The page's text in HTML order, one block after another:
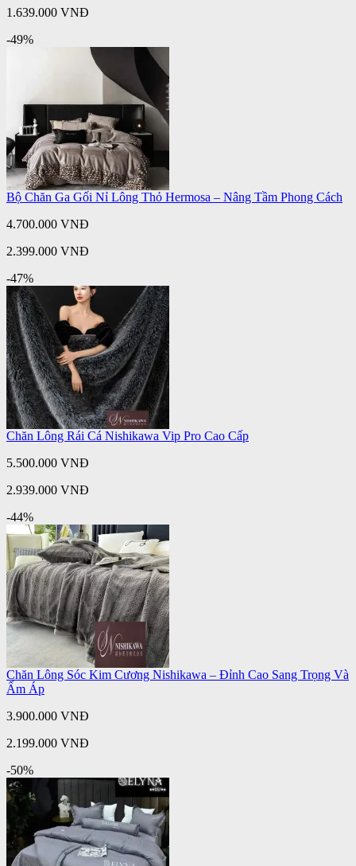
1.639.000 VNĐ
-49%
Bộ Chăn Ga Gối Nỉ Lông Thỏ Hermosa – Nâng Tầm Phong Cách
4.700.000 VNĐ
2.399.000 VNĐ
-47%
Chăn Lông Rái Cá Nishikawa Vip Pro Cao Cấp
5.500.000 VNĐ
2.939.000 VNĐ
-44%
Chăn Lông Sóc Kim Cương Nishikawa – Đỉnh Cao Sang Trọng Và
Ấm Áp
3.900.000 VNĐ
2.199.000 VNĐ
-50%